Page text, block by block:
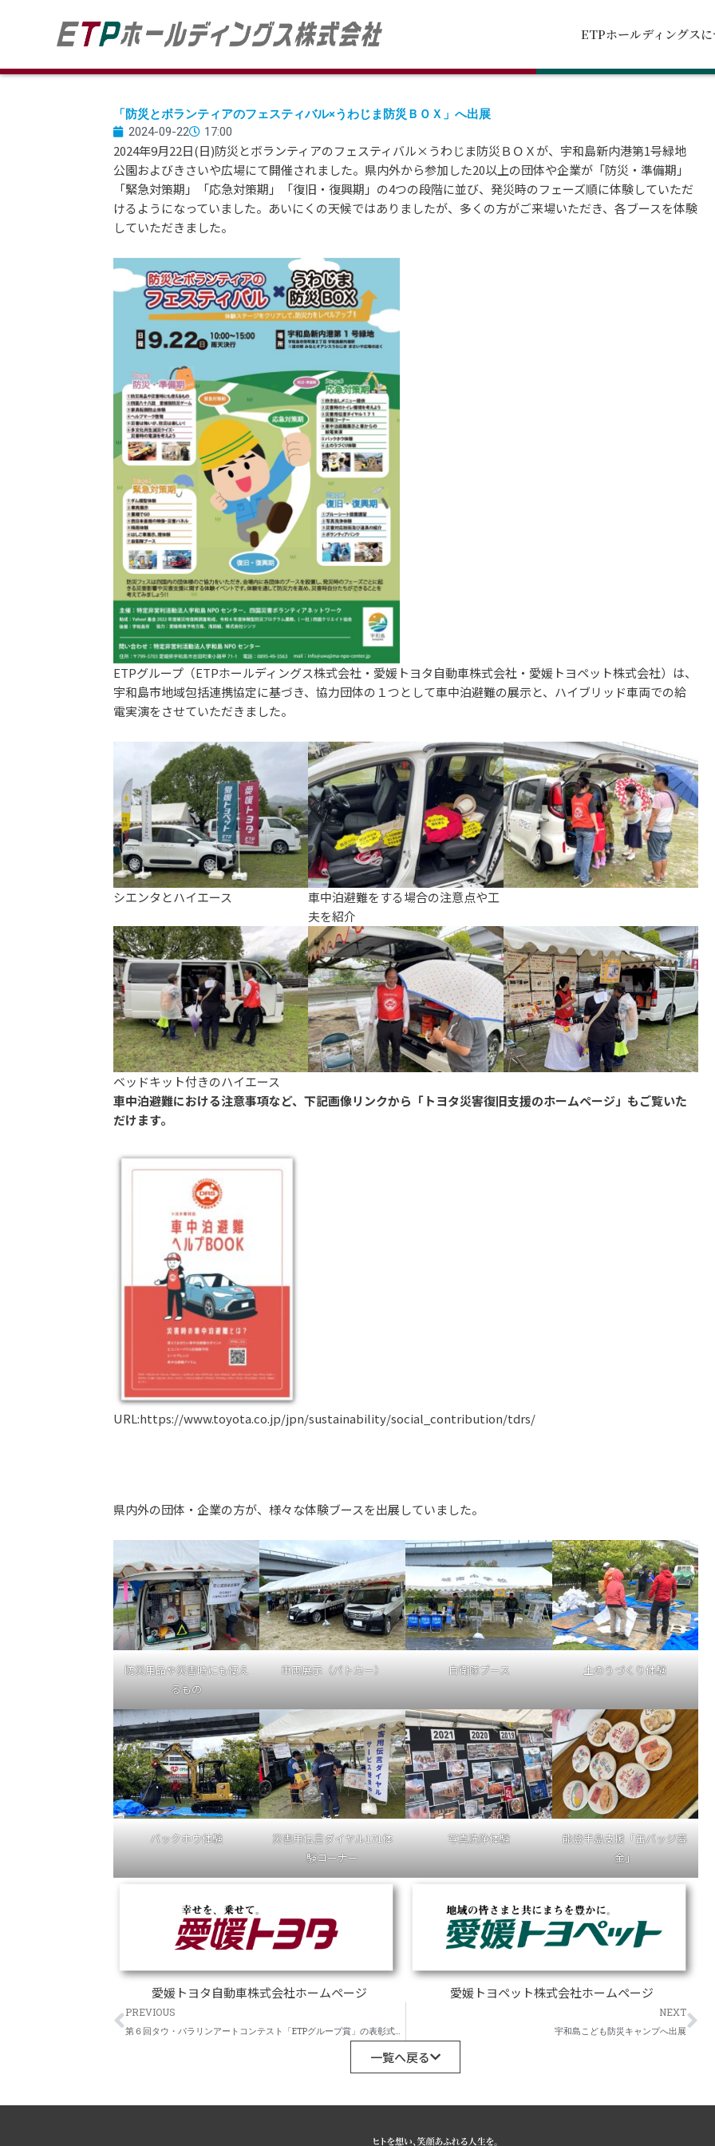
ス
ETPホールディングス
「防災とボランティアのフェスティバル×うわじま防災ＢＯＸ」へ出展
2024-09-22
17:00
2024年9月22日(日)防災とボランティアのフェスティバル×うわじま防災ＢＯＸが、宇和島新内港第1号緑地
公園およびきさいや広場にて開催されました。県内外から参加した20以上の団体や企業が「防災・準備期」
「緊急対策期」「応急対策期」「復旧・復興期」の4つの段階に並び、発災時のフェーズ順に体験していただ
けるようになっていました。あいにくの天候ではありましたが、多くの方がご来場いただき、各ブースを体験
していただきました。
ETPグループ（ETPホールディングス株式会社・愛媛トヨタ自動車株式会社・愛媛トヨペット株式会社）は、
宇和島市地域包括連携協定に基づき、協力団体の１つとして車中泊避難の展示と、ハイブリッド車両での給
電実演をさせていただきました。
シエンタとハイエース
車中泊避難をする場合の注意点や工
夫を紹介
ベッドキット付きのハイエース
車中泊避難における注意事項など、下記画像リンクから「トヨタ災害復旧支援のホームページ」もご覧いた
だけます。
URL:https://www.toyota.co.jp/jpn/sustainability/social_contribution/tdrs/
県内外の団体・企業の方が、様々な体験ブースを出展していました。
防災用品や災害時にも使え
るもの
車両展示（パトカー） 自衛隊ブース 土のうづくり体験
バックホウ体験
災害用伝言ダイヤル171体
験コーナー
写真洗浄体験
能登半島支援「缶バッジ募
金」
愛媛トヨタ自動車株式会社ホームページ 愛媛トヨペット株式会社ホームページ
Prev
PREVIOUS
第６回タウ・パラリンアートコンテスト「ETPグループ賞」の表彰式を開催
NEXT
宇和島こども防災キャンプへ出展
一覧へ戻る